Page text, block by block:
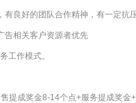
良好的团队合作精神，有一定抗
告相关客户资源者优先
工作模式。
提成奖金8-14个点+服务提成奖金